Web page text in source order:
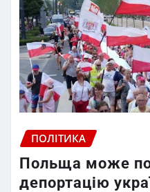
ПОЛІТИКА
Польща може
депортацію